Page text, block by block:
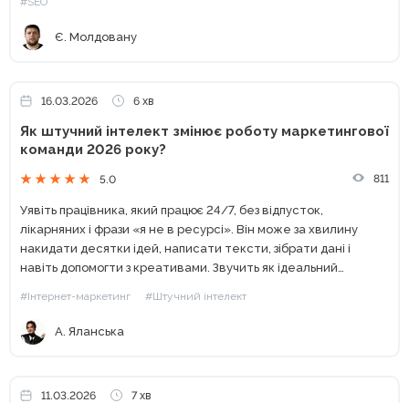
Є. Молдовану
16.03.2026 6 хв
Як штучний інтелект змінює роботу маркетингової
команди 2026 року?
5.0 811
Уявіть працівника, який працює 24/7, без відпусток,
лікарняних і фрази «я не в ресурсі». Він може за хвилину
накидати десятки ідей, написати тексти, зібрати дані і
навіть допомогти з креативами. Звучить як ідеальний
#Інтернет-маркетинг #Штучний інтелект
А. Яланська
11.03.2026 7 хв